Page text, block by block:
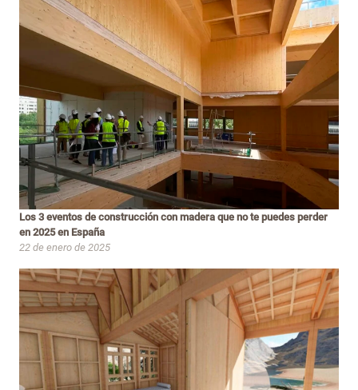
Los 3 eventos de construcción con madera que no te puedes perder
en 2025 en España
22 de enero de 2025